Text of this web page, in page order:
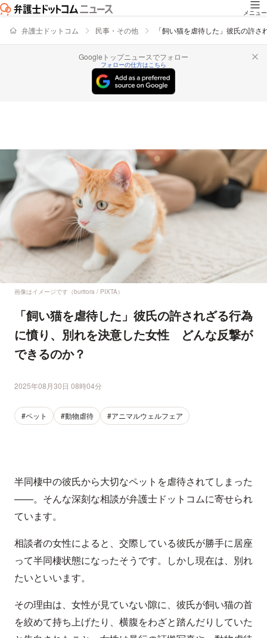
メニュー
弁護士ドットコム 民事・その他 「飼い猫を虐待した」彼氏の許
Googleトップニュースでフォロー
フォローの仕方はこちら
画像はイメージです（buritora / PIXTA）
「飼い猫を虐待した」彼氏の許されざる行為
に憤り、別れを決意した女性 どんな反撃が
できるのか？
2025年08月30日 08時04分
#ペット #動物虐待 #アニマルウェルフェア
半同棲中の彼氏から大切なペットを虐待されてしまった
——。そんな深刻な相談が弁護士ドットコムに寄せられ
ています。
相談者の女性によると、交際している彼氏が勝手に居座
って半同棲状態になったそうです。しかし現在は、別れ
たいといいます。
その理由は、女性が見ていない隙に、彼氏が飼い猫の首
を絞めて持ち上げたり、横腹をわざと踏んだりしていた